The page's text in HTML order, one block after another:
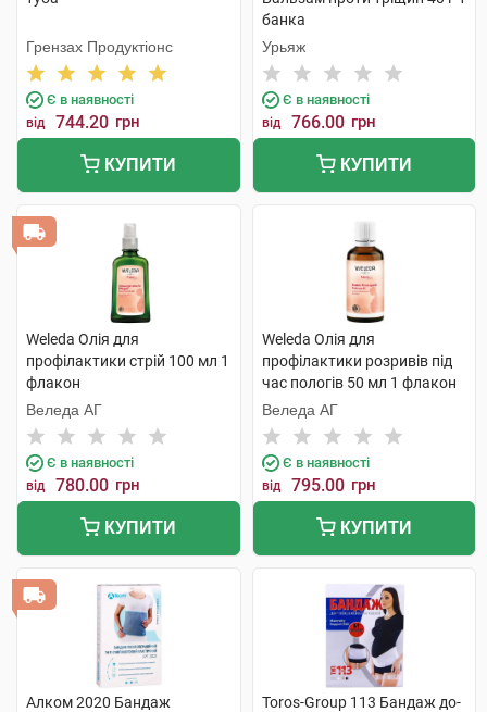
Грензах Продуктіонс
Є в наявності
від 744.20 грн
КУПИТИ
банка
Урьяж
Є в наявності
від 766.00 грн
КУПИТИ
Weleda Олія для
профілактики стрій 100 мл 1
флакон
Веледа АГ
Є в наявності
від 780.00 грн
КУПИТИ
Weleda Олія для
профілактики розривів під
час пологів 50 мл 1 флакон
Веледа АГ
Є в наявності
від 795.00 грн
КУПИТИ
Алком 2020 Бандаж
Toros-Group 113 Бандаж до-